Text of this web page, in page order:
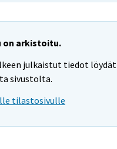
on arkistoitu.
julkaistut tiedot löydät
sivustolta.
tilastosivulle